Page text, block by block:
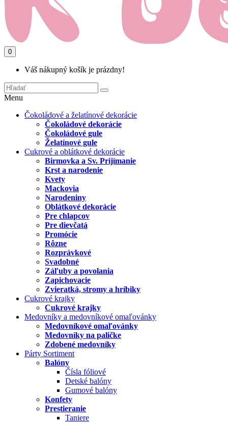
0
Váš nákupný košík je prázdny!
Menu
Čokoládové a želatínové dekorácie
Čokoládové dekorácie
Čokoládové gule
Želatínové gule
Cukrové a oblátkové dekorácie
Birmovka a Sv. Prijímanie
Krst a narodenie
Kvety
Mackovia
Narodeniny
Oblátkové dekorácie
Pre chlapcov
Pre dievčatá
Promócie
Rôzne
Rozprávkové
Svadobné
Záľuby a povolania
Zapichovacie
Zvieratká, stromy a hríbiky
Cukrové krajky
Cukrové krajky
Medovníky a medovníkové omaľovánky
Medovníkové omaľovánky
Medovníky na paličke
Zdobené medovníky
Párty Sortiment
Balóny
Čísla fóliové
Detské balóny
Gumové balóny
Konfety
Prestieranie
Taniere